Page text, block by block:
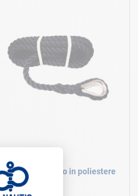
Pack da ormeggio in poliestere
Cousin